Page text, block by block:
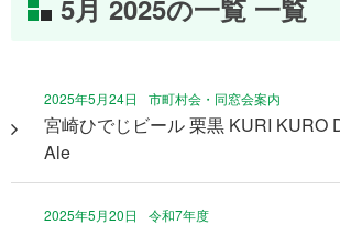
5月 2025の一覧 一覧
2025年5月24日 市町村会・同窓会案内
宮崎ひでじビール 栗黒 KURI KURO
Ale
2025年5月20日 令和7年度